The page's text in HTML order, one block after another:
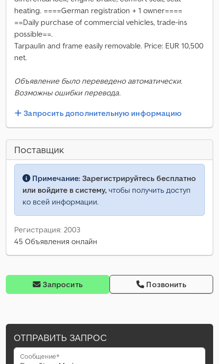
heating. ====German registration + 1 owner====
==Daily purchase of commercial vehicles, trade-ins
possible==.
Tarpaulin and frame easily removable. Price: EUR 10,500
net.
Объявление было переведено автоматически.
Возможны ошибки перевода.
Запросить дополнительную информацию
Поставщик
Примечание: Зарегистрируйтесь бесплатно
или войдите в систему, чтобы получить доступ
ко всей информации.
Регистрация: 2003
45 Объявления онлайн
Запросить Позвонить
ОТПРАВИТЬ ЗАПРОС
Сообщение*